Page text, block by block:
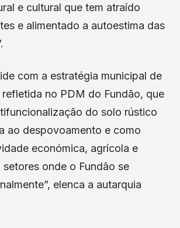
e cultural que tem atraído
e alimentado a autoestima das
com a estratégia municipal de
no PDM do Fundão, que
do solo rústico
ao despovoamento e como
económica, agrícola e
onde o Fundão se
elenca a autarquia